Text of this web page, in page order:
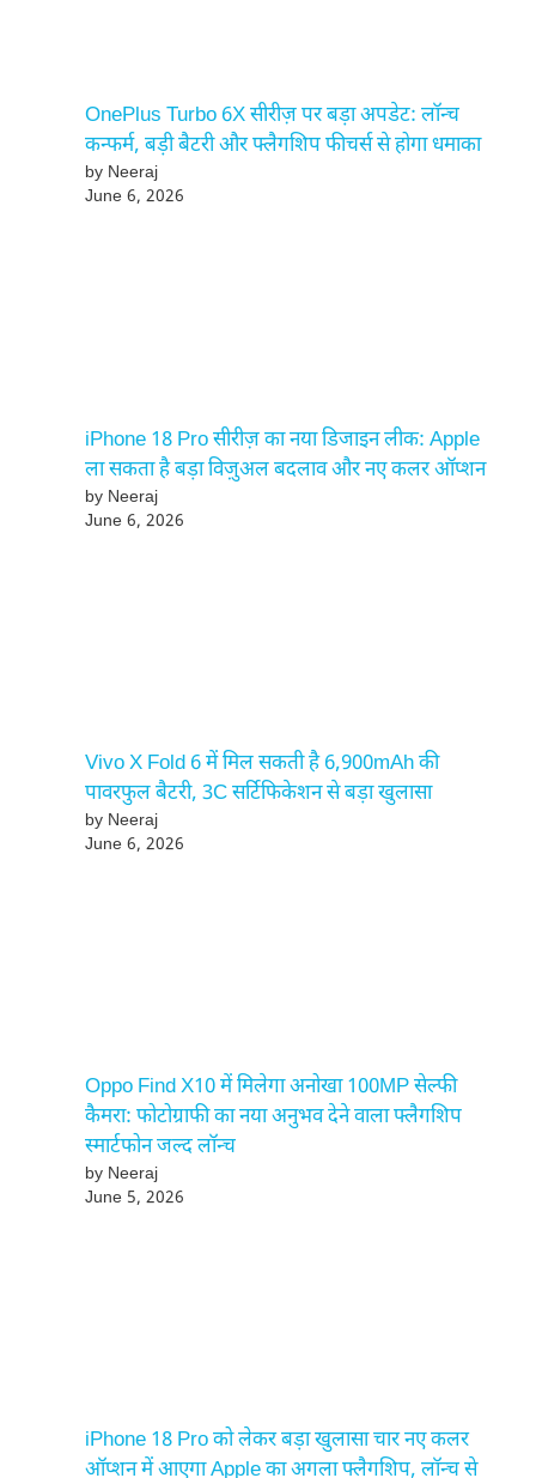
OnePlus Turbo 6X सीरीज़ पर बड़ा अपडेट: लॉन्च
कन्फर्म, बड़ी बैटरी और फ्लैगशिप फीचर्स से होगा धमाका
by Neeraj
June 6, 2026
iPhone 18 Pro सीरीज़ का नया डिजाइन लीक: Apple
ला सकता है बड़ा विज़ुअल बदलाव और नए कलर ऑप्शन
by Neeraj
June 6, 2026
Vivo X Fold 6 में मिल सकती है 6,900mAh की
पावरफुल बैटरी, 3C सर्टिफिकेशन से बड़ा खुलासा
by Neeraj
June 6, 2026
Oppo Find X10 में मिलेगा अनोखा 100MP सेल्फी
कैमरा: फोटोग्राफी का नया अनुभव देने वाला फ्लैगशिप
स्मार्टफोन जल्द लॉन्च
by Neeraj
June 5, 2026
iPhone 18 Pro को लेकर बड़ा खुलासा चार नए कलर
ऑप्शन में आएगा Apple का अगला फ्लैगशिप, लॉन्च से